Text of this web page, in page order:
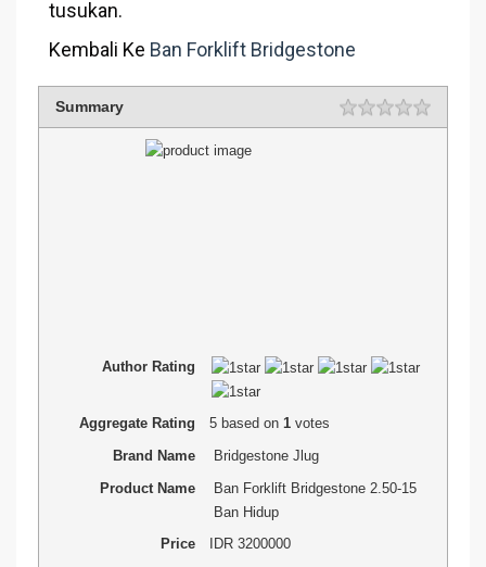
tusukan.
Kembali Ke Ban Forklift Bridgestone
Summary
Author Rating
Aggregate Rating 5based on 1votes
Brand Name
Bridgestone Jlug
Product Name
Ban Forklift Bridgestone 2.50-15
Ban Hidup
Price
IDR3200000